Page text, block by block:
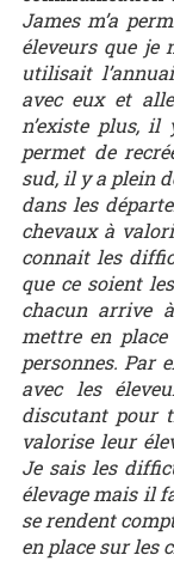
James m’a
éleveurs que je
utilisait
avec eux et
n’existe plus,
permet de
sud, il y a plein
dans les
chevaux à
connait les
que ce soient
chacun arrive
mettre en
personnes. Par
avec les
discutant pour
valorise leur
Je sais les
élevage mais il
se rendent
en place sur les